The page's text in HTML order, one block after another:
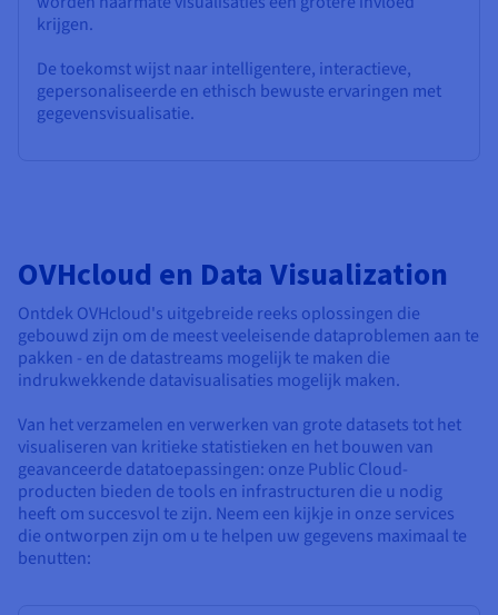
krijgen.
De toekomst wijst naar intelligentere, interactieve,
gepersonaliseerde en ethisch bewuste ervaringen met
gegevensvisualisatie.
OVHcloud en Data Visualization
Ontdek OVHcloud's uitgebreide reeks oplossingen die
gebouwd zijn om de meest veeleisende dataproblemen aan te
pakken - en de datastreams mogelijk te maken die
indrukwekkende datavisualisaties mogelijk maken.
Van het verzamelen en verwerken van grote datasets tot het
visualiseren van kritieke statistieken en het bouwen van
geavanceerde datatoepassingen: onze Public Cloud-
producten bieden de tools en infrastructuren die u nodig
heeft om succesvol te zijn. Neem een kijkje in onze services
die ontworpen zijn om u te helpen uw gegevens maximaal te
benutten: